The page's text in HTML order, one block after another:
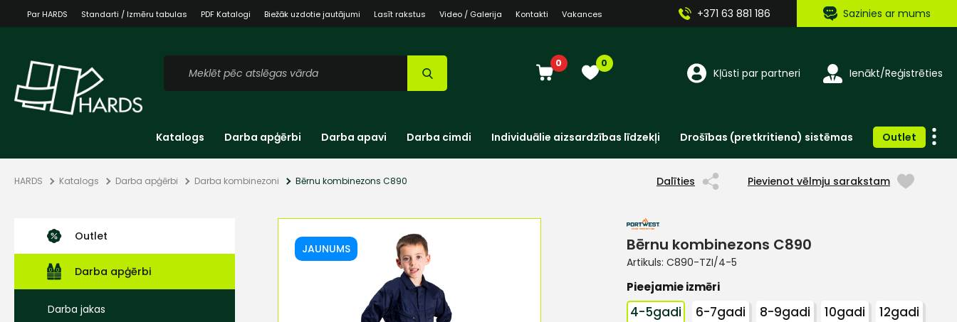
Par HARDS Standarti / Izmēru tabulas PDF Katalogi Biežāk uzdotie jautājumi Lasīt rakstus Video / Galerija Kontakti Vakances +371 63 881 186 Sazinies ar mums
0 0
Kļūsti par partneri Ienākt/Reģistrēties
Katalogs Darba apģērbi Darba apavi Darba cimdi Individuālie aizsardzības līdzekļi Drošības (pretkritiena) sistēmas Outlet
HARDS Katalogs Darba apģērbi Darba kombinezoni Bērnu kombinezons C890 Dalīties Pievienot vēlmju sarakstam
Outlet
Darba apģērbi
Darba jakas
JAUNUMS Bērnu kombinezons C890
Artikuls: C890-TZI/4-5
Pieejamie izmēri
4-5gadi 6-7gadi 8-9gadi 10gadi 12gadi